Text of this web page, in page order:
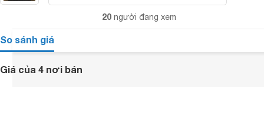
20 người đang xem
So sánh giá
Giá của 4 nơi bán